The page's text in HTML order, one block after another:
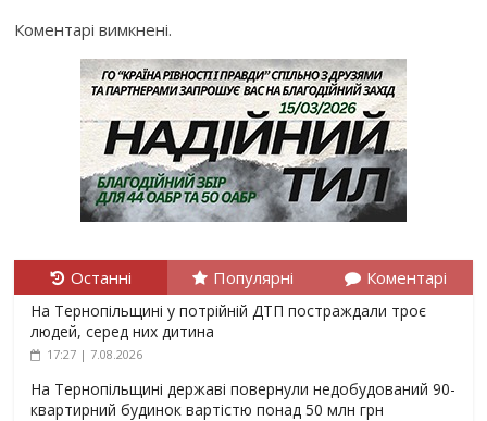
Коментарі вимкнені.
Останні Популярні Коментарі
На Тернопільщині у потрійній ДТП постраждали троє
людей, серед них дитина
17:27 | 7.08.2026
На Тернопільщині державі повернули недобудований 90-
квартирний будинок вартістю понад 50 млн грн